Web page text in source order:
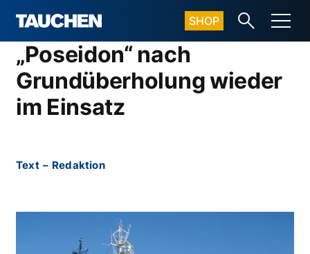
SHOP
„Poseidon“ nach
Grundüberholung wieder
im Einsatz
Text – Redaktion